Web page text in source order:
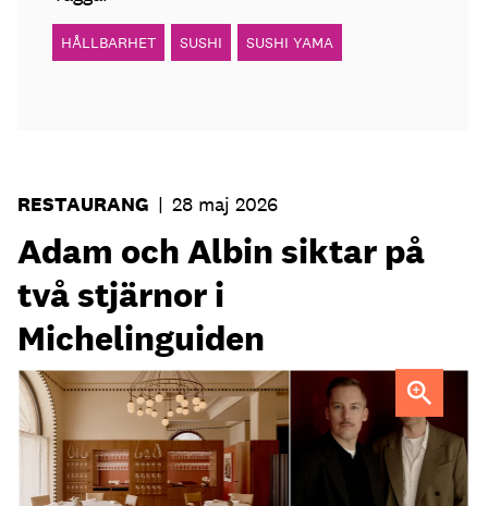
HÅLLBARHET SUSHI SUSHI YAMA
RESTAURANG | 28 maj 2026
Adam och Albin siktar på
två stjärnor i
Michelinguiden
Kockduon Adam Dahlberg och Albin Wessman har jobbat
ihop i 22 år. Nu har de öppnat ny krog där de försökt
återuppfinna sig själva.Foto: Henrik Lundell